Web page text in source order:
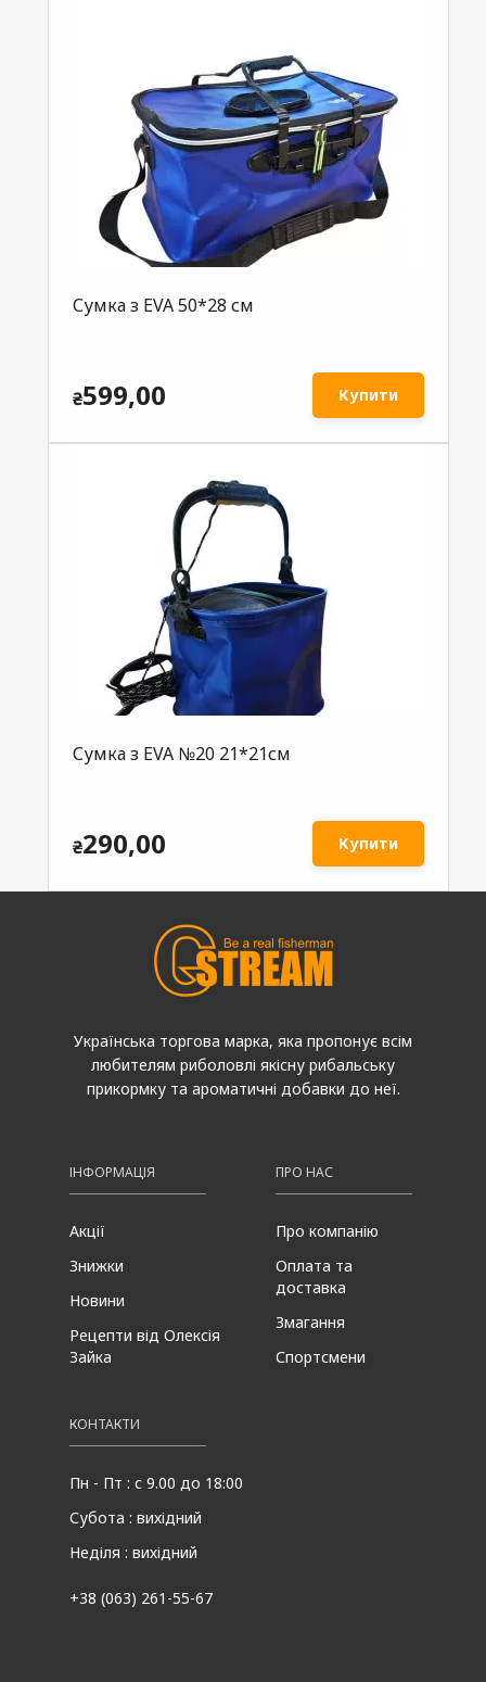
Сумка з EVA 50*28 см
₴599,00 Купити
Сумка з EVA №20 21*21см
₴290,00 Купити
Українська торгова марка, яка пропонує всім
любителям риболовлі якісну рибальську
прикормку та ароматичні добавки до неї.
ІНФОРМАЦІЯ
Акції
Знижки
Новини
Рецепти від Олексія
Зайка
ПРО НАС
Про компанію
Оплата та
доставка
Змагання
Спортсмени
КОНТАКТИ
Пн - Пт : с 9.00 до 18:00
Субота : вихідний
Неділя : вихідний
+38 (063) 261-55-67